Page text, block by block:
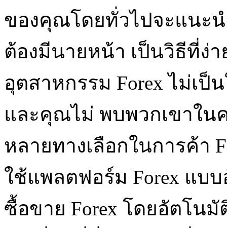
ของคุณโดยทั่วไปจะแนะ
ต้องมีนายหน้า เป็นวิธีที่ง่
อุตสาหกรรม Forex ไม่เ
และคุณไม่ พบพวกเขาใน
หลายทางเลือกในการค้า
ใช้แพลตฟอร์ม Forex แบ
ซื้อขาย Forex โดยอัตโน